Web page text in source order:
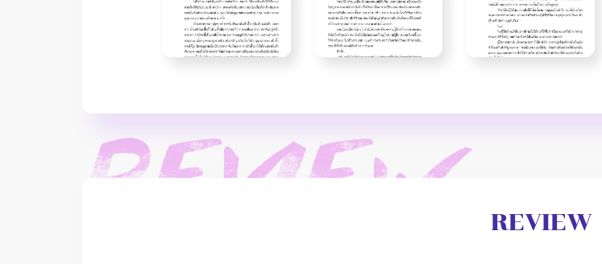
REVIEW